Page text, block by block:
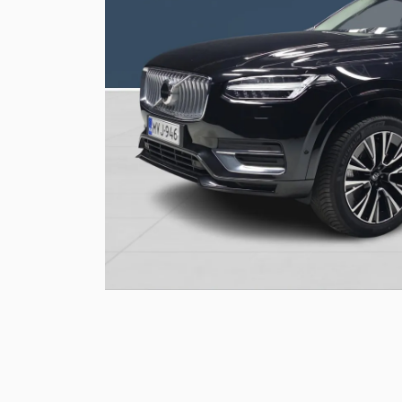
Volvo nyt edullisella Bilia
yksityisleasingillä
sarjoihin sekä EX30, EC40, EX40 ja EX90 -
Volvon kevythybridi/bensiini katumaasturi
047 €. Tervetuloa tutustumaan!
Uusi XC60 T8 Ultra Edition alk. 819 €/kk
Suomen suosituin katumaasturi XC60 on nyt
lataushybridinä. Huolettomalla yksityisleasingillä